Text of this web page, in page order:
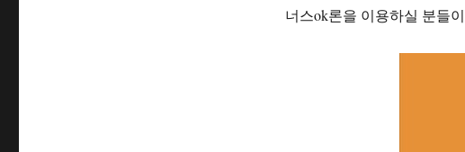
너스ok론을 이용하실 분들